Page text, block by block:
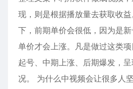
现，则是根据播放量去获取收
下，前期单价会很低，因为是
单价才会上涨。凡是做过这类
起号、中期上涨、后期爆发，
况。 为什么中视频会让很多人